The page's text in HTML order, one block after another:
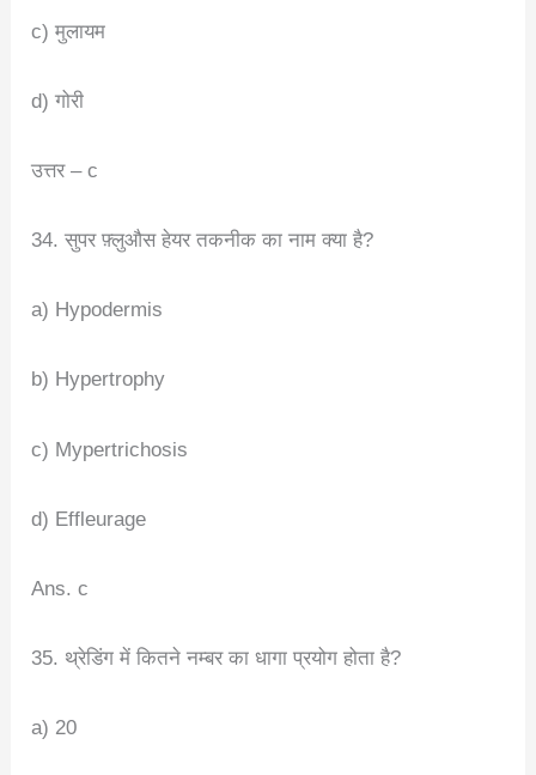
c) मुलायम
d) गोरी
उत्तर – c
34. सुपर फ़्लुऔस हेयर तकनीक का नाम क्या है?
a) Hypodermis
b) Hypertrophy
c) Mypertrichosis
d) Effleurage
Ans. c
35. थ्रेडिंग में कितने नम्बर का धागा प्रयोग होता है?
a) 20